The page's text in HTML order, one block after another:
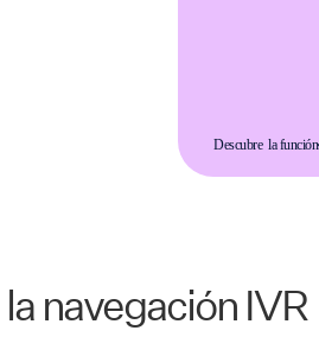
Descubre la función
navegación IVR